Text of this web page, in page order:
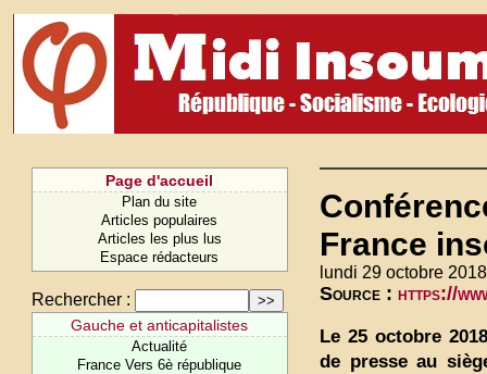
Page d'accueil
Plan du site
Articles populaires
Articles les plus lus
Espace rédacteurs
Rechercher :
Gauche et anticapitalistes
Actualité
France Vers 6è république
France
lundi 29 octobre
Source : https://
Le 25 octobre
de presse au